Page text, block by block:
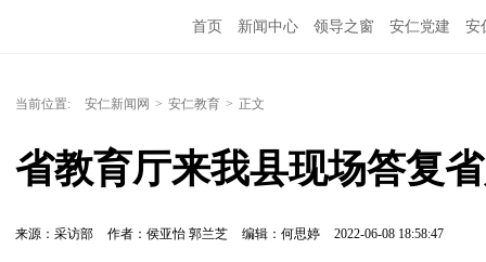
首页 新闻中心 领导之窗 安仁党建 安
当前位置: 安仁新闻网 > 安仁教育 > 正文
省教育厅来我县现场答复
来源：采访部 作者：侯亚怡 郭兰芝 编辑：何思婷 2022-06-08 18:58:47